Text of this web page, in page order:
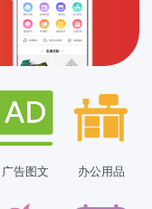
广告图文 办公用品